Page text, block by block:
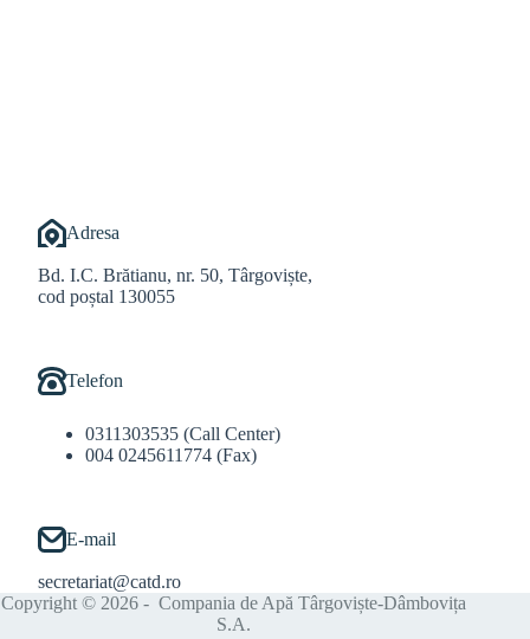
Adresa
Bd. I.C. Brătianu, nr. 50, Târgoviște,
cod poștal 130055
Telefon
0311303535 (Call Center)
004 0245611774 (Fax)
E-mail
secretariat@catd.ro
Copyright © 2026 - Compania de Apă Târgoviște-Dâmbovița
S.A.